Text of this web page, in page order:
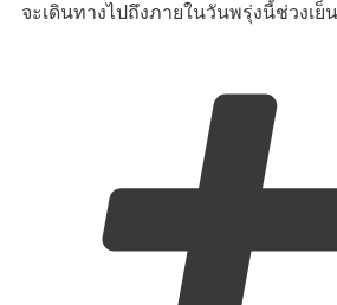
จะเดินทางไปถึงภายในวันพรุ่งนี้ช่วงเย็น